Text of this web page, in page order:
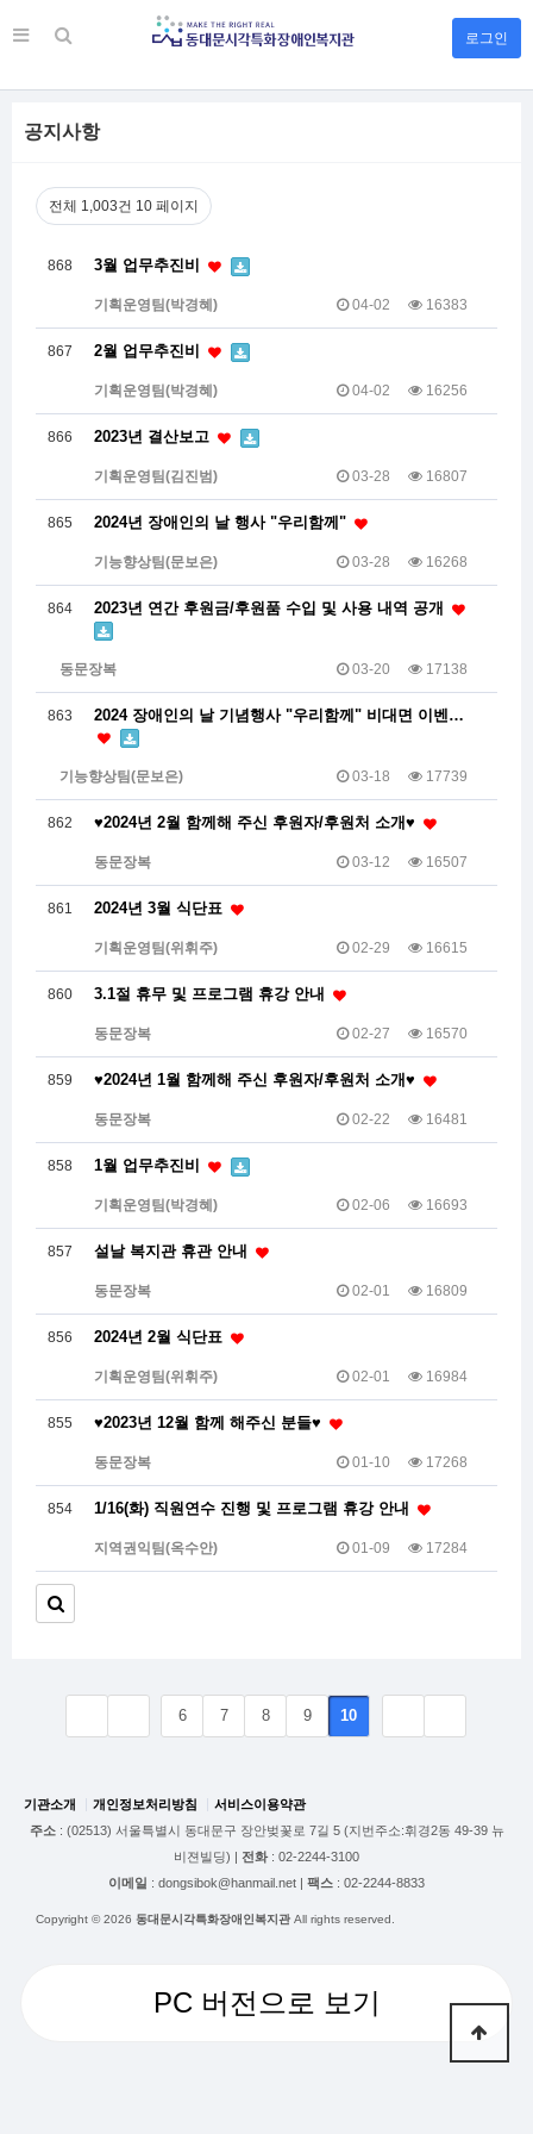
로그인
공지사항
전체 1,003건 10 페이지
868 3월 업무추진비
기획운영팀(박경혜) 16383
04-02
867 2월 업무추진비
기획운영팀(박경혜) 16256
04-02
866 2023년 결산보고
기획운영팀(김진범) 16807
03-28
865 2024년 장애인의 날 행사 "우리함께"
기능향상팀(문보은) 16268
03-28
864 2023년 연간 후원금/후원품 수입 및 사용 내역 공개
동문장복 17138
03-20
863 2024 장애인의 날 기념행사 "우리함께" 비대면 이벤…
기능향상팀(문보은) 17739
03-18
862 ♥2024년 2월 함께해 주신 후원자/후원처 소개♥
동문장복 16507
03-12
861 2024년 3월 식단표
기획운영팀(위휘주) 16615
02-29
860 3.1절 휴무 및 프로그램 휴강 안내
동문장복 16570
02-27
859 ♥2024년 1월 함께해 주신 후원자/후원처 소개♥
동문장복 16481
02-22
858 1월 업무추진비
기획운영팀(박경혜) 16693
02-06
857 설날 복지관 휴관 안내
동문장복 16809
02-01
856 2024년 2월 식단표
기획운영팀(위휘주) 16984
02-01
855 ♥2023년 12월 함께 해주신 분들♥
동문장복 17268
01-10
854 1/16(화) 직원연수 진행 및 프로그램 휴강 안내
지역권익팀(옥수안) 17284
01-09
6 7 8 9 10
기관소개 개인정보처리방침
서비스이용약관
주소: (02513) 서울특별시 동대문구 장안벚꽃로 7길 5 (지번주소:휘경2동 49-39 뉴
비젼빌딩) | 전화: 02-2244-3100
이메일 : dongsibok@hanmail.net | 팩스 : 02-2244-8833
Copyright © 2026 동대문시각특화장애인복지관 All rights reserved.
PC 버전으로 보기